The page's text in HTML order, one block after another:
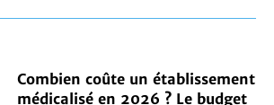
Combien coûte un établissement
médicalisé en 2026 ? Le budget